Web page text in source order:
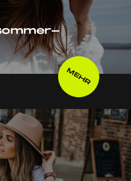
MEHR